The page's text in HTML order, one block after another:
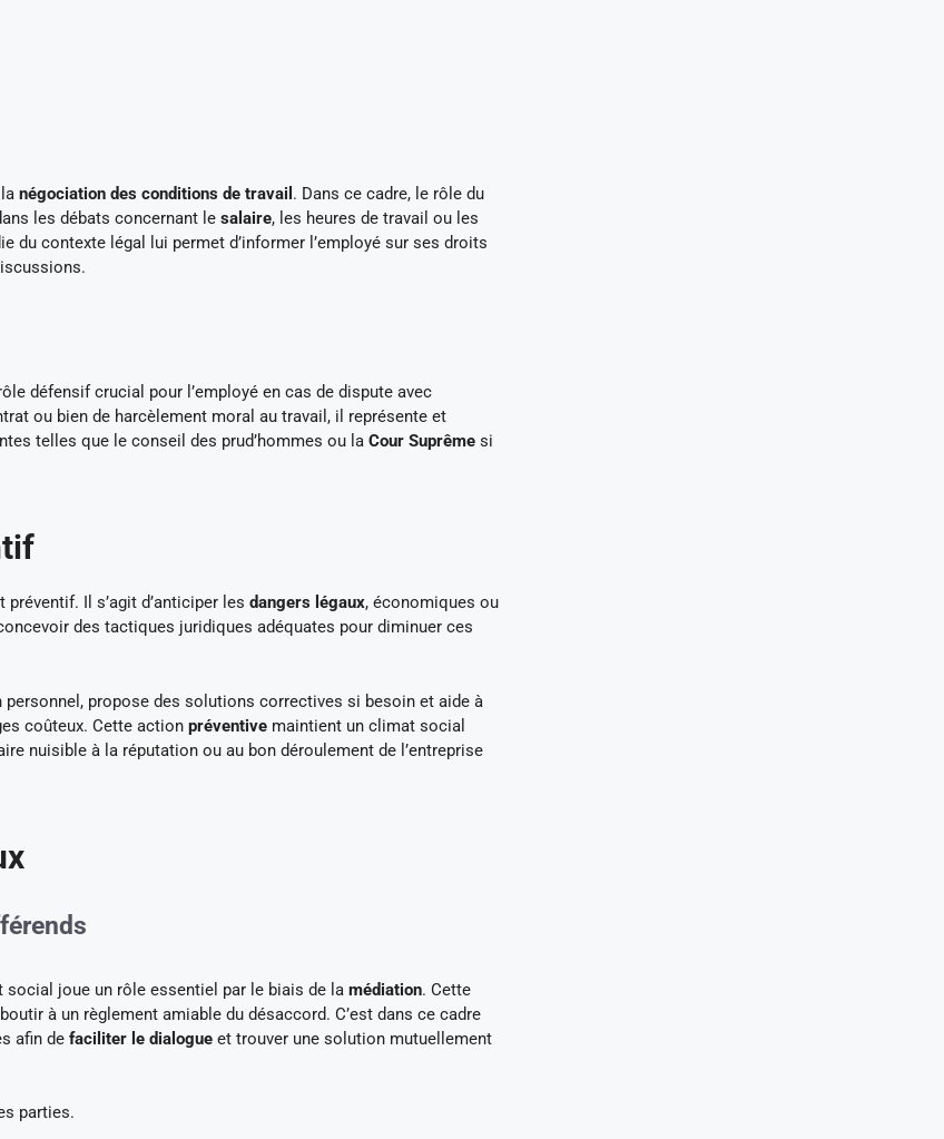
négociation des conditions de travail . Dans ce cadre, le rôle du
les débats concernant le salaire, les heures de travail ou les
du contexte légal lui permet d’informer l’employé sur ses droits
défensif crucial pour l’employé en cas de dispute avec
ou bien de harcèlement moral au travail, il représente et
telles que le conseil des prud’hommes ou la Cour Suprême si
préventif. Il s’agit d’anticiper les dangers légaux, économiques ou
des tactiques juridiques adéquates pour diminuer ces
propose des solutions correctives si besoin et aide à
coûteux. Cette action préventive maintient un climat social
nuisible à la réputation ou au bon déroulement de l’entreprise
joue un rôle essentiel par le biais de la médiation. Cette
à un règlement amiable du désaccord. C’est dans ce cadre
afin de faciliter le dialogue et trouver une solution mutuellement
parties.